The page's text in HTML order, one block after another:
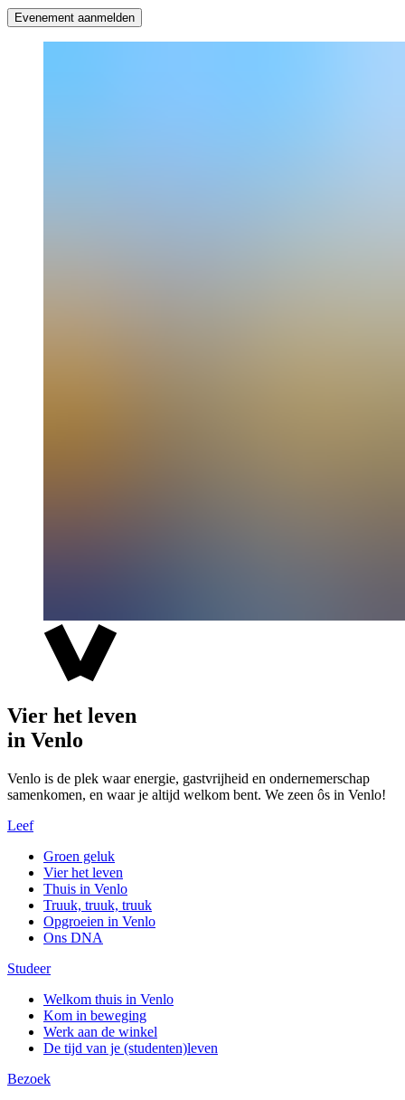
Evenement aanmelden
Vier het leven
in Venlo
Venlo is de plek waar energie, gastvrijheid en ondernemerschap
samenkomen, en waar je altijd welkom bent. We zeen ôs in Venlo!
Leef
Groen geluk
Vier het leven
Thuis in Venlo
Truuk, truuk, truuk
Opgroeien in Venlo
Ons DNA
Studeer
Welkom thuis in Venlo
Kom in beweging
Werk aan de winkel
De tijd van je (studenten)leven
Bezoek